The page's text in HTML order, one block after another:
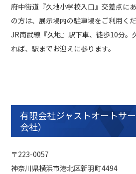
府中街道『久地小学校入口』交差点に
の方は、展示場内の駐車場をご利用くだ
JR南武線『久地』駅下⾞、徒歩10分。
れば、駅までお迎えに参ります。
有限会社ジャストオートサ
会社）
〒223-0057
神奈川県横浜市港北区新⽻町4494